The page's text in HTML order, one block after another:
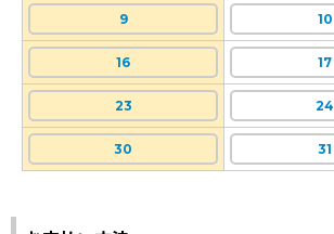
9 10
16 17
23 24
30 31